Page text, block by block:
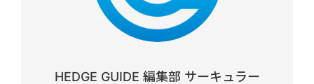
HEDGE GUIDE 編集部 サーキュラー